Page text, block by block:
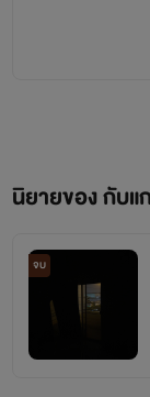
สวัสดีค่ะ ‘กับแกล้ม’
บรรยายที่มีการแทนชื่
นิยายของ กับแ
จบ